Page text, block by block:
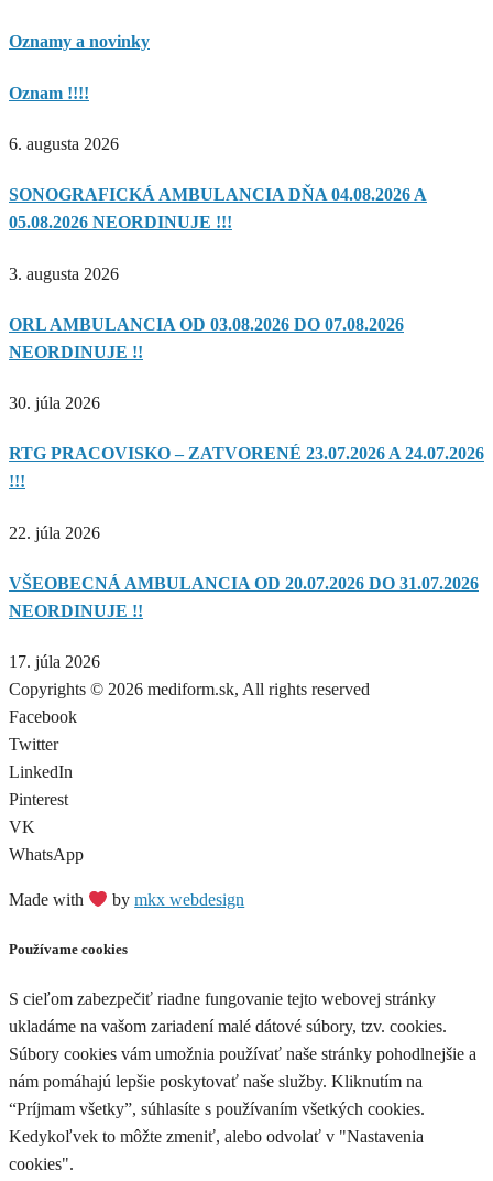
Oznamy a novinky
Oznam !!!!
6. augusta 2026
SONOGRAFICKÁ AMBULANCIA DŇA 04.08.2026 A
05.08.2026 NEORDINUJE !!!
3. augusta 2026
ORL AMBULANCIA OD 03.08.2026 DO 07.08.2026
NEORDINUJE !!
30. júla 2026
RTG PRACOVISKO – ZATVORENÉ 23.07.2026 A 24.07.2026
!!!
22. júla 2026
VŠEOBECNÁ AMBULANCIA OD 20.07.2026 DO 31.07.2026
NEORDINUJE !!
17. júla 2026
Copyrights © 2026 mediform.sk, All rights reserved​
Facebook
Twitter
LinkedIn
Pinterest
VK
WhatsApp
Made with bymkx webdesign
Používame cookies
S cieľom zabezpečiť riadne fungovanie tejto webovej stránky
ukladáme na vašom zariadení malé dátové súbory, tzv. cookies.
Súbory cookies vám umožnia používať naše stránky pohodlnejšie a
nám pomáhajú lepšie poskytovať naše služby. Kliknutím na
“Príjmam všetky”, súhlasíte s používaním všetkých cookies.
Kedykoľvek to môžte zmeniť, alebo odvolať v "Nastavenia
cookies".